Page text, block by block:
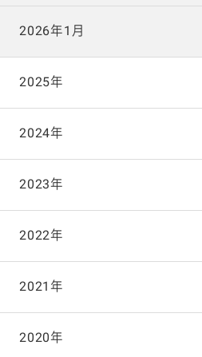
2026年1月
2025年
2025年12月
2025年11月
2025年10月
2025年9月
2025年8月
2024年
2024年12月
2024年11月
2024年10月
2024年9月
2023年
2023年12月
2023年11月
2023年10月
2022年
2022年12月
2022年11月
2021年
2021年12月
2020年